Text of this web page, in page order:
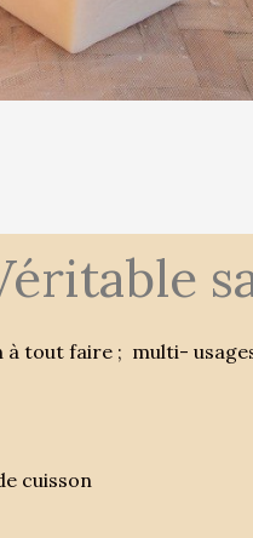
à tout faire ; multi-
cuisson